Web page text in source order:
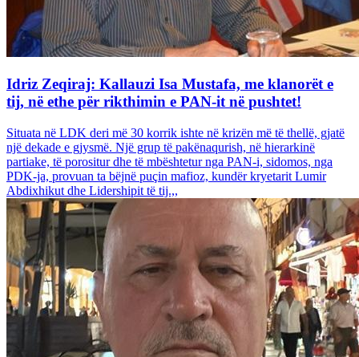
Idriz Zeqiraj: Kallauzi Isa Mustafa, me klanorët e
tij, në ethe për rikthimin e PAN-it në pushtet!
Situata në LDK deri më 30 korrik ishte në krizën më të thellë, gjatë
një dekade e gjysmë. Një grup të pakënaqurish, në hierarkinë
partiake, të porositur dhe të mbështetur nga PAN-i, sidomos, nga
PDK-ja, provuan ta bëjnë puçin mafioz, kundër kryetarit Lumir
Abdixhikut dhe Lidershipit të tij.,,